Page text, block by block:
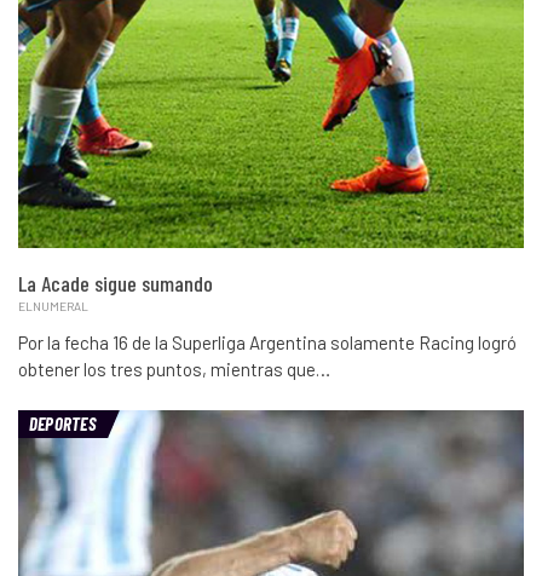
La Acade sigue sumando
ELNUMERAL
Por la fecha 16 de la Superliga Argentina solamente Racing logró
obtener los tres puntos, mientras que…
DEPORTES